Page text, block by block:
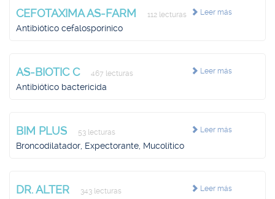
Leer más
CEFOTAXIMA AS-FARM 112 lecturas
Antibiótico cefalosporínico
Leer más
AS-BIOTIC C 467 lecturas
Antibiótico bactericida
Leer más
BIM PLUS 53 lecturas
Broncodilatador, Expectorante, Mucolítico
Leer más
DR. ALTER 343 lecturas